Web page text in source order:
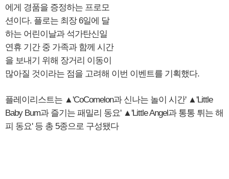
에게 경품을 증정하는 프로모
션이다. 플로는 최장 6일에 달
하는 어린이날과 석가탄신일
연휴 기간 중 가족과 함께 시간
을 보내기 위해 장거리 이동이
많아질 것이라는 점을 고려해 이번 이벤트를 기획했다.
플레이리스트는 ▲'CoComelon과 신나는 놀이 시간' ▲'Little
Baby Bum과 즐기는 패밀리 동요' ▲'Little Angel과 통통 튀는 해
피 동요' 등 총 5종으로 구성됐다